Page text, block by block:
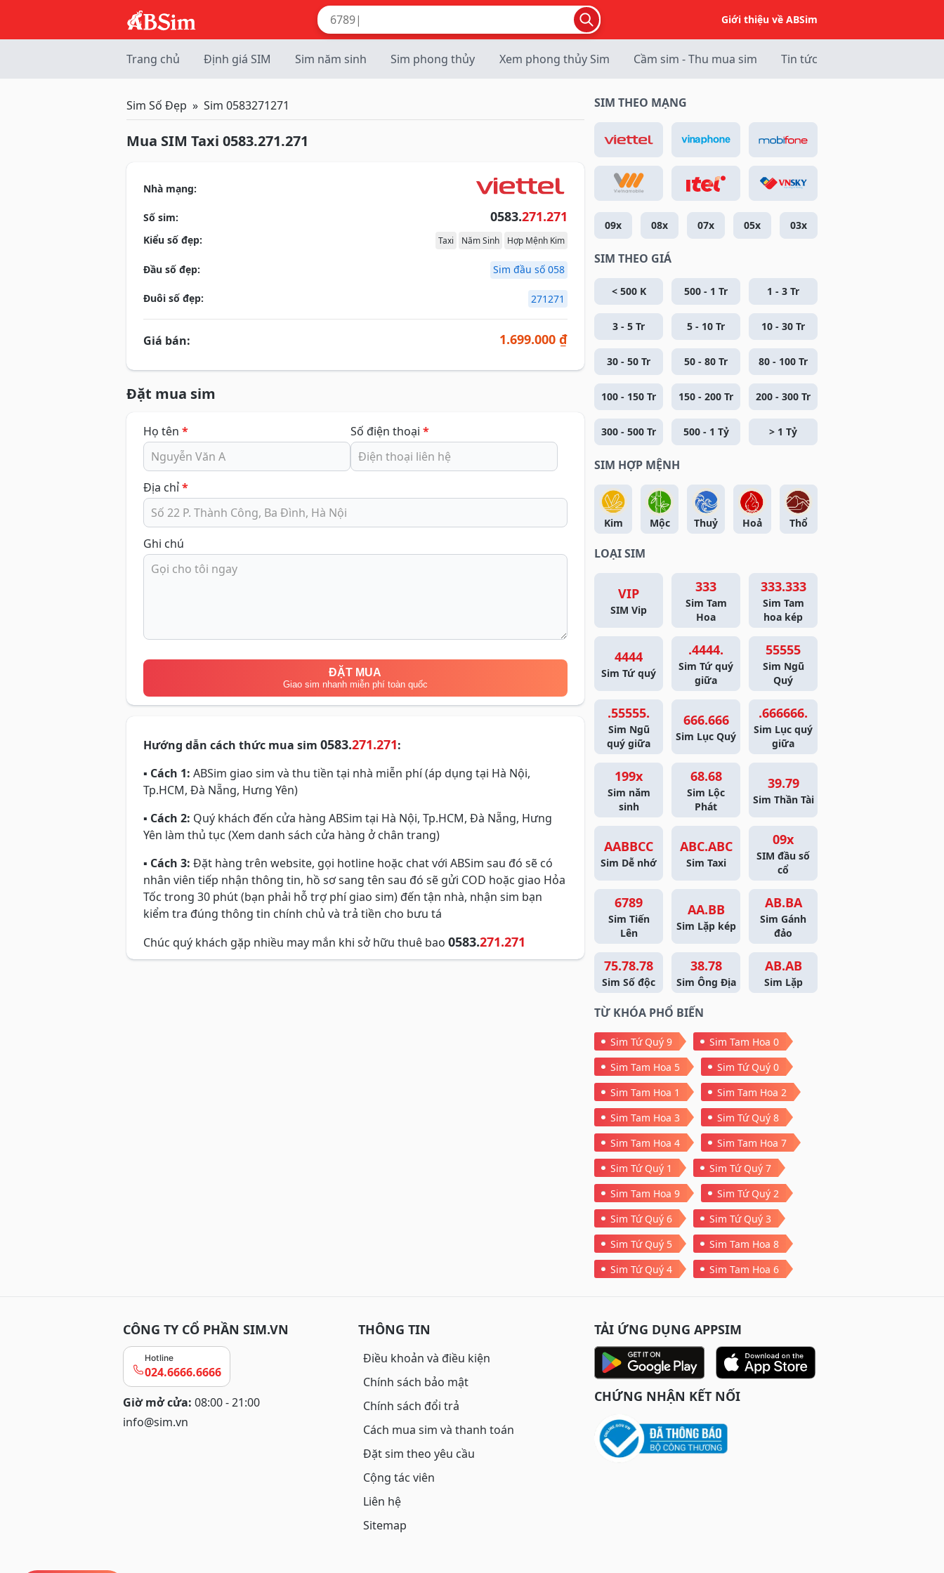
Giới thiệu về ABSim
Trang chủ Định giá SIM Sim năm sinh Sim phong thủy Xem phong thủy Sim Cầm sim - Thu mua sim Tin tức
Sim Số Đẹp Sim 0583271271
Mua SIM Taxi 0583.271.271
Nhà mạng:
Số sim: 0583.271.271
Kiểu số đẹp: Taxi Năm Sinh Hợp Mệnh Kim
Đầu số đẹp: Sim đầu số 058
Đuôi số đẹp: 271271
Giá bán: 1.699.000 ₫
Đặt mua sim
Họ tên * Số điện thoại *
Địa chỉ*
Ghi chú
ĐẶT MUA
Giao sim nhanh miễn phí toàn quốc
Hướng dẫn cách thức mua sim 0583.271.271:
▪ Cách 1: ABSim giao sim và thu tiền tại nhà miễn phí (áp dụng tại Hà Nội,
Tp.HCM, Đà Nẵng, Hưng Yên)
▪ Cách 2: Quý khách đến cửa hàng ABSim tại Hà Nội, Tp.HCM, Đà Nẵng, Hưng
Yên làm thủ tục (Xem danh sách cửa hàng ở chân trang)
▪ Cách 3: Đặt hàng trên website, gọi hotline hoặc chat với ABSim sau đó sẽ có
nhân viên tiếp nhận thông tin, hồ sơ sang tên sau đó sẽ gửi COD hoặc giao Hỏa
Tốc trong 30 phút (bạn phải hỗ trợ phí giao sim) đến tận nhà, nhận sim bạn
kiểm tra đúng thông tin chính chủ và trả tiền cho bưu tá
Chúc quý khách gặp nhiều may mắn khi sở hữu thuê bao 0583.271.271
SIM THEO MẠNG
09x 08x 07x 05x 03x
SIM THEO GIÁ
< 500 K 500 - 1 Tr 1 - 3 Tr
3 - 5 Tr 5 - 10 Tr 10 - 30 Tr
30 - 50 Tr 50 - 80 Tr 80 - 100 Tr
100 - 150 Tr 150 - 200 Tr 200 - 300 Tr
300 - 500 Tr 500 - 1 Tỷ > 1 Tỷ
SIM HỢP MỆNH
Kim Mộc Thuỷ Hoả Thổ
LOẠI SIM
VIP
SIM Vip
333
Sim Tam
Hoa
333.333
Sim Tam
hoa kép
4444
Sim Tứ quý
.4444.
Sim Tứ quý
giữa
55555
Sim Ngũ
Quý
.55555.
Sim Ngũ
quý giữa
666.666
Sim Lục Quý
.666666.
Sim Lục quý
giữa
199x
Sim năm
sinh
68.68
Sim Lộc
Phát
39.79
Sim Thần Tài
AABBCC
Sim Dễ nhớ
ABC.ABC
Sim Taxi
09x
SIM đầu số
cổ
6789
Sim Tiến
Lên
AA.BB
Sim Lặp kép
AB.BA
Sim Gánh
đảo
75.78.78
Sim Số độc
38.78
Sim Ông Địa
AB.AB
Sim Lặp
TỪ KHÓA PHỔ BIẾN
Sim Tứ Quý 9
Sim Tam Hoa 0
Sim Tam Hoa 5
Sim Tứ Quý 0
Sim Tam Hoa 1
Sim Tam Hoa 2
Sim Tam Hoa 3
Sim Tứ Quý 8
Sim Tam Hoa 4
Sim Tam Hoa 7
Sim Tứ Quý 1
Sim Tứ Quý 7
Sim Tam Hoa 9
Sim Tứ Quý 2
Sim Tứ Quý 6
Sim Tứ Quý 3
Sim Tứ Quý 5
Sim Tam Hoa 8
Sim Tứ Quý 4
Sim Tam Hoa 6
CÔNG TY CỔ PHẦN SIM.VN
Hotline
024.6666.6666
Giờ mở cửa: 08:00 - 21:00
info@sim.vn
THÔNG TIN
Điều khoản và điều kiện
Chính sách bảo mật
Chính sách đổi trả
Cách mua sim và thanh toán
Đặt sim theo yêu cầu
Cộng tác viên
Liên hệ
Sitemap
TẢI ỨNG DỤNG APPSIM
CHỨNG NHẬN KẾT NỐI